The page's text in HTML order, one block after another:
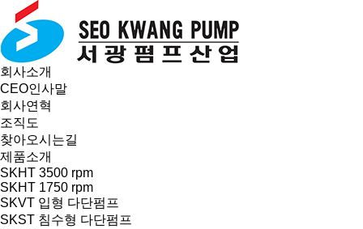
회사소개
CEO인사말
회사연혁
조직도
찾아오시는길
제품소개
SKHT 3500 rpm
SKHT 1750 rpm
SKVT 입형 다단펌프
SKST 침수형 다단펌프